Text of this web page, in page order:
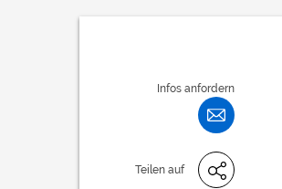
Infos anfordern
Teilen auf